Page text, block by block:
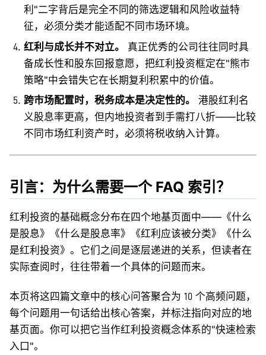
利"二字背后是完全不同的筛选逻辑和风险收益特
征，必须分类才能适配不同市场环境。
红利与成长并不对立。
真正优秀的公司往往同时具
备成长性和股东回报意愿，把红利投资框定在"熊市
策略"中会错失它在长期复利积累中的价值。
跨市场配置时，税务成本是决定性的。
港股红利名
义股息率更高，但内地投资者到手需打八折——比较
不同市场红利资产时，必须将税收纳入计算。
引言：为什么需要一个 FAQ 索引？
红利投资的基础概念分布在四个地基页面中——《什么
是股息》《什么是股息率》《红利应该被分类》《什么
是红利投资》。它们之间是逐层递进的关系，但读者在
实际查阅时，往往带着一个具体的问题而来。
本页将这四篇文章中的核心问答聚合为 10 个高频问题，
每个问题用一句话给出核心答案，并标注指向对应的地
基页面。你可以把它当作红利投资概念体系的"快速检索
入口"。